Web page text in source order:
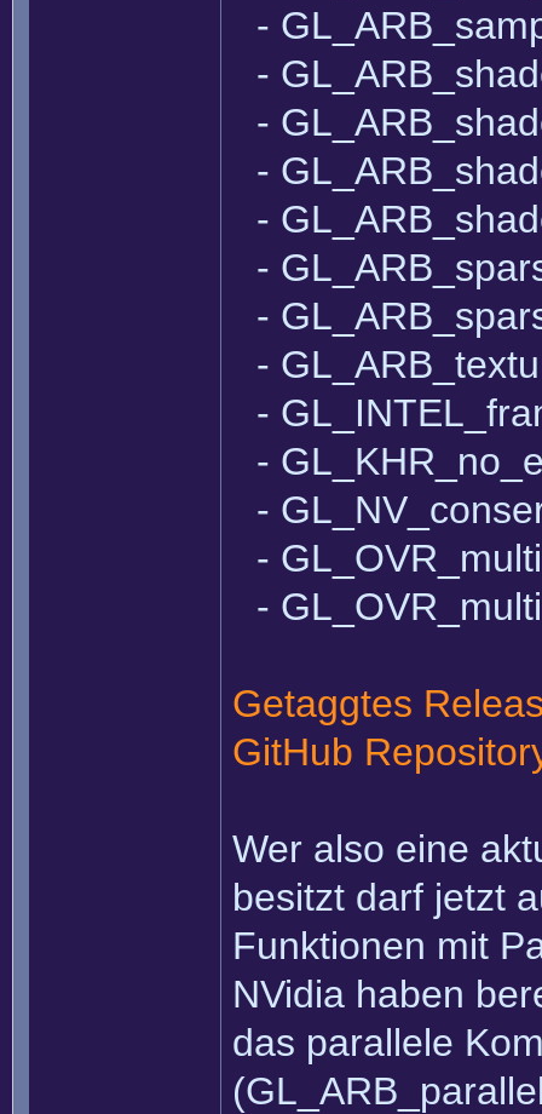
-
-
-
-
-
-
-
-
-
-
-
-
-
Getaggtes
GitHub
Wer also eine
besitzt darf jetzt
Funktionen mit
NVidia haben
das parallele